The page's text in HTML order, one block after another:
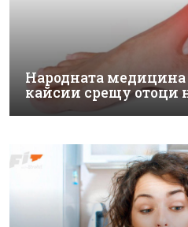
Народната
кайсии срещу отоци